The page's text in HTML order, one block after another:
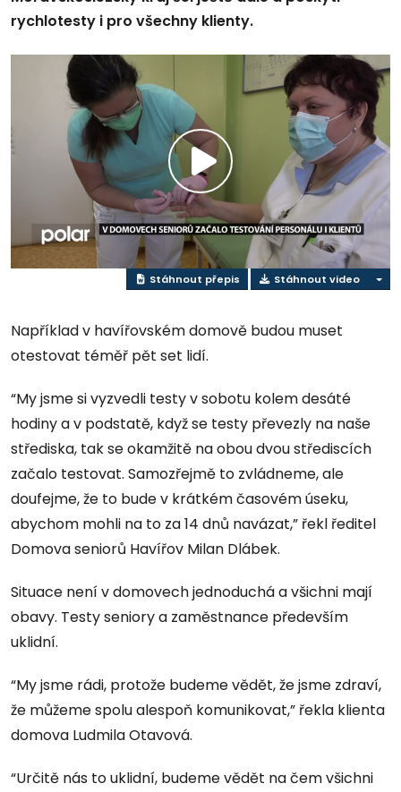
rychlotesty i pro všechny klienty.
Přehrát
video
Stáhnout přepis Stáhnout video
Například v havířovském domově budou muset
otestovat téměř pět set lidí.
“My jsme si vyzvedli testy v sobotu kolem desáté
hodiny a v podstatě, když se testy převezly na naše
střediska, tak se okamžitě na obou dvou střediscích
začalo testovat. Samozřejmě to zvládneme, ale
doufejme, že to bude v krátkém časovém úseku,
abychom mohli na to za 14 dnů navázat,” řekl ředitel
Domova seniorů Havířov Milan Dlábek.
Situace není v domovech jednoduchá a všichni mají
obavy. Testy seniory a zaměstnance především
uklidní.
“My jsme rádi, protože budeme vědět, že jsme zdraví,
že můžeme spolu alespoň komunikovat,” řekla klienta
domova Ludmila Otavová.
“Určitě nás to uklidní, budeme vědět na čem všichni